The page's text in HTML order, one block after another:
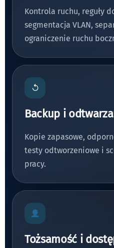
Kontrola ruchu, reguły
segmentacja VLAN,
ograniczenie ruchu
↺
Backup i
Kopie zapasowe,
testy odtworzeniowe i
pracy.
Tożsamość i